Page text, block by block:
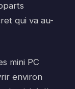
qui va au-
mini PC
environ